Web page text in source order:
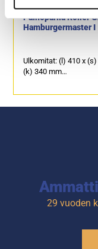
Painoparila Roller
Hamburgermaster I
Ulkomitat: (l) 410 x (s)
(k) 340 mm
Paistoala 360 x 360
29 vuoden